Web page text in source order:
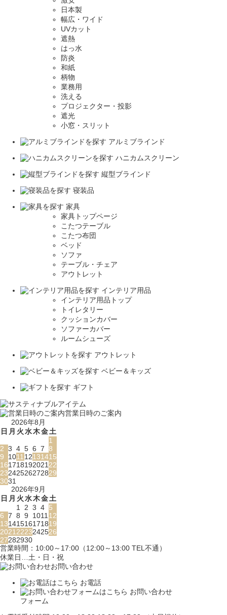
日本製
幅広・ワイド
UVカット
遮熱
はっ水
防炎
和紙
柄物
業務用
洗える
プロジェクター・投影
遮光
小窓・スリット
アルミブラインド
ハニカムスクリーン
縦型ブラインド
寝装品
家具
家具トップページ
こたつテーブル
こたつ布団
ベッド
ソファ
テーブル・チェア
アウトレット
インテリア用品
インテリア用品トップ
トイレタリー
クッションカバー
ソファーカバー
ルームシューズ
アウトレット
ベビー＆キッズ
ギフト
営業日時のご案内
2026年8月
日 月 火水木金土
1
2 3 4 5 6 7 8
9
1011 12131415
161718192021 22
23242526272829
3031
2026年9月
日 月 火水木金土
1
2 3 4 5
6 7 8 9 1011 12
13141516171819
2021 2223242526
27282930
営業時間：10:00～17:00（12:00～13:00 TEL不通）
休業日…土・日・祝
お問い合わせ
お電話
お問い合わせ
フォーム